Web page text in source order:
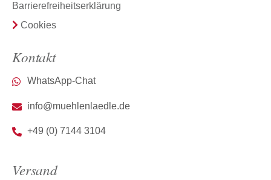
Barrierefreiheitserklärung
Cookies
Kontakt
WhatsApp-Chat
info@muehlenlaedle.de
+49 (0) 7144 3104
Versand